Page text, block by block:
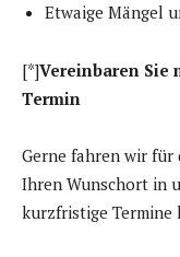
Etwaige Mängel
[*]Vereinbaren Sie
Termin
Gerne fahren wir für
Ihren Wunschort in
kurzfristige Termine